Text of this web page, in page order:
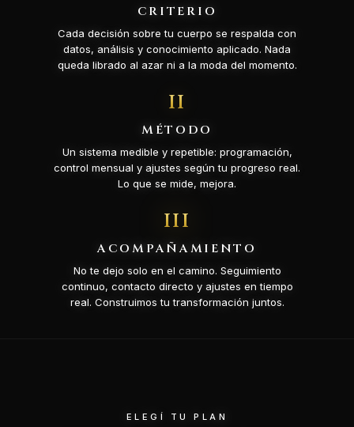
CRITERIO
Cada decisión sobre tu cuerpo se respalda con
datos, análisis y conocimiento aplicado. Nada
queda librado al azar ni a la moda del momento.
II
MÉTODO
Un sistema medible y repetible: programación,
control mensual y ajustes según tu progreso real.
Lo que se mide, mejora.
III
ACOMPAÑAMIENTO
No te dejo solo en el camino. Seguimiento
continuo, contacto directo y ajustes en tiempo
real. Construimos tu transformación juntos.
ELEGÍ TU PLAN